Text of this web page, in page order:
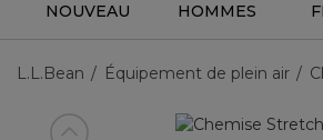
NOUVEAU HOMMES
L.L.Bean Équipement de plein air